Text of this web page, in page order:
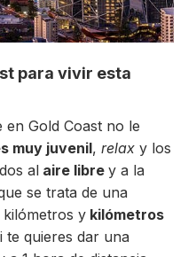
en
para vivir esta
en Gold Coast no le
muy juvenil, relax y los
al aire libre y a la
se trata de una
y kilómetros
te quieres dar una